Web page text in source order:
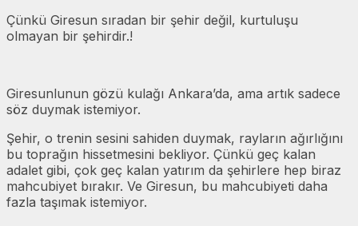
Çünkü Giresun sıradan bir şehir değil, kurtuluşu
olmayan bir şehirdir.!
Giresunlunun gözü kulağı Ankara’da, ama artık sadece
söz duymak istemiyor.
Şehir, o trenin sesini sahiden duymak, rayların ağırlığını
bu toprağın hissetmesini bekliyor. Çünkü geç kalan
adalet gibi, çok geç kalan yatırım da şehirlere hep biraz
mahcubiyet bırakır. Ve Giresun, bu mahcubiyeti daha
fazla taşımak istemiyor.